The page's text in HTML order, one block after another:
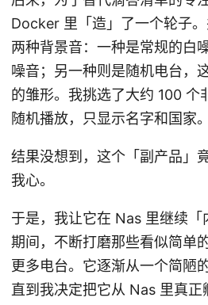
Docker 里「造」了一个轮子
两种背景音：一种是常规的白
噪音；另一种则是随机电台，
的雏形。我挑选了大约 100 个
随机播放，只显示名字和国家。
结果没想到，这个「副产品」
我心。
于是，我让它在 Nas 里继续「
期间，不断打磨那些看似简单
更多电台。它逐渐从一个简陋
直到我决定把它从 Nas 里真正